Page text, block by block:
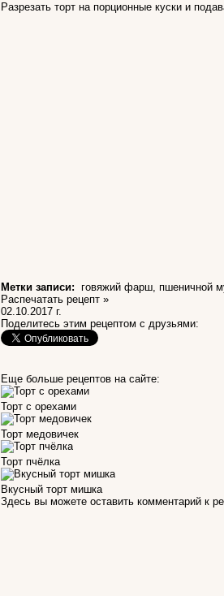
Разрезать торт на порционные куски и
Метки записи: говяжий фарш, пшеничной
Распечатать рецепт »
02.10.2017 г.
Поделитесь этим рецептом с друзьями:
Еще больше рецептов на сайте:
Торт с орехами
Торт медовичек
Торт пчёлка
Вкусный торт мишка
Здесь вы можете оставить комментарий к